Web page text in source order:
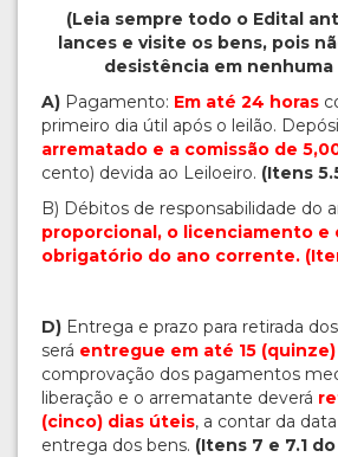
(Leia sempre todo o Edital
lances e visite os bens, pois
desistência em
A) Pagamento: Em até 24 horas
primeiro dia útil após o leilão.
arrematado e a comissão de
cento) devida ao Leiloeiro. (Itens
B) Débitos de responsabilidade do
proporcional, o licenciamento e
obrigatório do ano corrente.
D) Entrega e prazo para retirada
será entregue em até 15
comprovação dos pagamentos
liberação e o arrematante deverá
(cinco) dias úteis, a contar da
entrega dos bens. (Itens 7 e 7.1